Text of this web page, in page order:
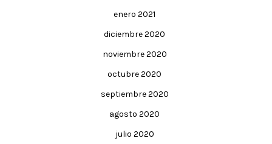
enero 2021
diciembre 2020
noviembre 2020
octubre 2020
septiembre 2020
agosto 2020
julio 2020